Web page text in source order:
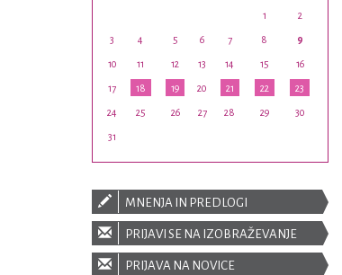
1 2
3 4 5 6 7 8 9
10 11 12 13 14 15 16
17 18 19 20 21 22 23
24 25 26 27 28 29 30
31
MNENJA IN PREDLOGI
PRIJAVI SE NA IZOBRAŽEVANJE
PRIJAVA NA NOVICE